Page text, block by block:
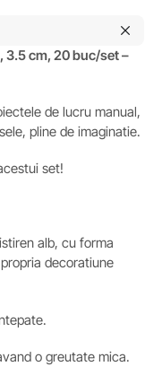
3.5 cm, 20 buc/set –
de lucru manual,
pline de imaginatie.
set!
alb, cu forma
decoratiune
o greutate mica.